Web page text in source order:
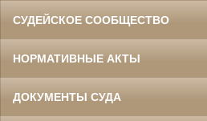
СУДЕЙСКОЕ СООБЩЕСТВО
НОРМАТИВНЫЕ АКТЫ
ДОКУМЕНТЫ СУДА